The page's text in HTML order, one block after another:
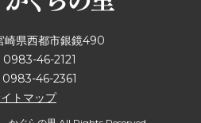
崎県西都市銀鏡490
0983-46-2121
0983-46-2361
トマップ